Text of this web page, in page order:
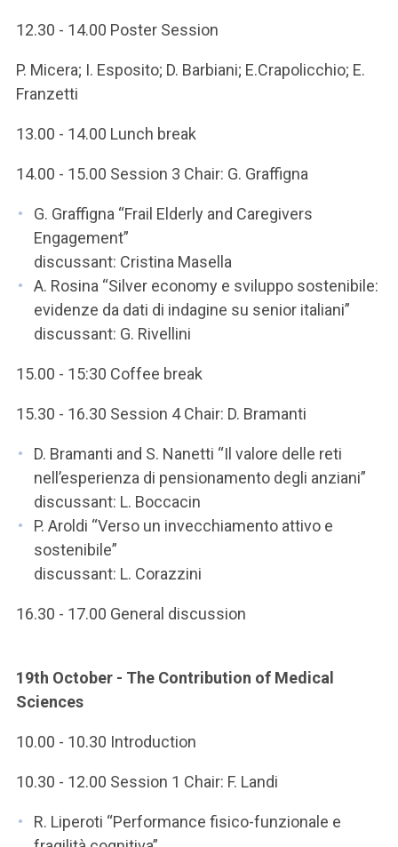
12.30 - 14.00 Poster Session
P. Micera; I. Esposito; D. Barbiani; E.Crapolicchio; E.
Franzetti
13.00 - 14.00 Lunch break
14.00 - 15.00 Session 3 Chair: G. Graffigna
G. Graffigna “Frail Elderly and Caregivers
Engagement”
discussant: Cristina Masella
A. Rosina “Silver economy e sviluppo sostenibile:
evidenze da dati di indagine su senior italiani”
discussant: G. Rivellini
15.00 - 15:30 Coffee break
15.30 - 16.30 Session 4 Chair: D. Bramanti
D. Bramanti and S. Nanetti “Il valore delle reti
nell’esperienza di pensionamento degli anziani”
discussant: L. Boccacin
P. Aroldi “Verso un invecchiamento attivo e
sostenibile”
discussant: L. Corazzini
16.30 - 17.00 General discussion
19th October - The Contribution of Medical
Sciences
10.00 - 10.30 Introduction
10.30 - 12.00 Session 1 Chair: F. Landi
R. Liperoti “Performance fisico-funzionale e